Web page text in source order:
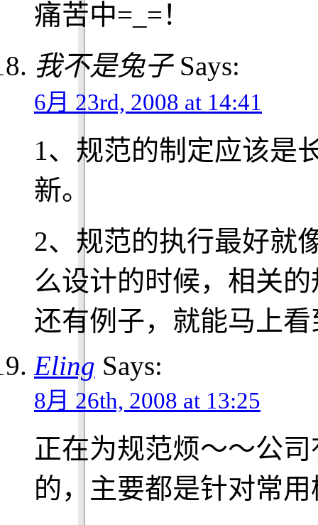
痛苦中=_=！
我不是兔子Says:
6月 23rd, 2008 at 14:41
1、规范的制定应该是
新。
2、规范的执行最好就
么设计的时候，相关
还有例子，就能马上
Eling Says:
8月 26th, 2008 at 13:25
正在为规范烦～～公
的，主要都是针对常